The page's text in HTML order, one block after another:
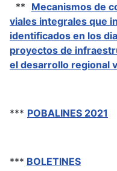
** Mecanismos de
viales integrales que
identificados en los
proyectos de
el desarrollo regional
*** POBALINES 2021
*** BOLETINES